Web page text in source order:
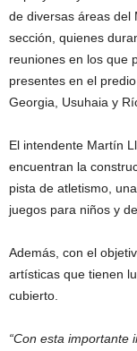
de diversas áreas del
sección, quienes
reuniones en los que
presentes en el
Georgia, Usuhaia y
El intendente Martín
encuentran la
pista de atletismo,
juegos para niños y
Además, con el
artísticas que tienen
cubierto.
“Con esta importante